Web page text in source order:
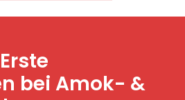
bei Amok- &